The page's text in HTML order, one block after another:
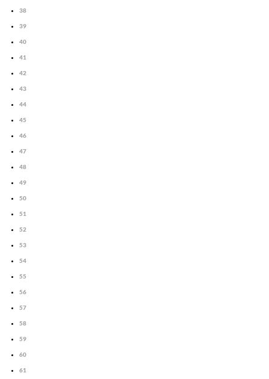
38
39
40
41
42
43
44
45
46
47
48
49
50
51
52
53
54
55
56
57
58
59
60
61